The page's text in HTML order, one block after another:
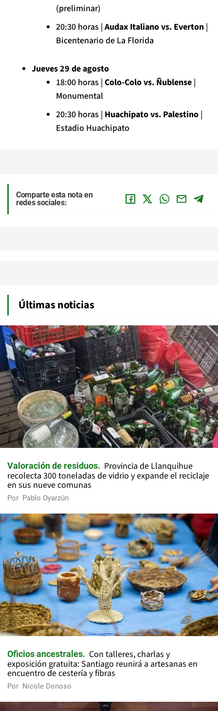
(preliminar)
20:30 horas | Audax Italiano vs. Everton |
Bicentenario de La Florida
Jueves 29 de agosto
18:00 horas | Colo-Colo vs. Ñublense |
Monumental
20:30 horas | Huachipato vs. Palestino |
Estadio Huachipato
Comparte esta nota en
redes sociales:
Últimas noticias
Valoración de residuos
Provincia de Llanquihue
recolecta 300 toneladas de vidrio y expande el reciclaje
en sus nueve comunas
Por Pablo Oyarzún
Oficios ancestrales
Con talleres, charlas y
exposición gratuita: Santiago reunirá a artesanas en
encuentro de cestería y fibras
Por Nicole Donoso